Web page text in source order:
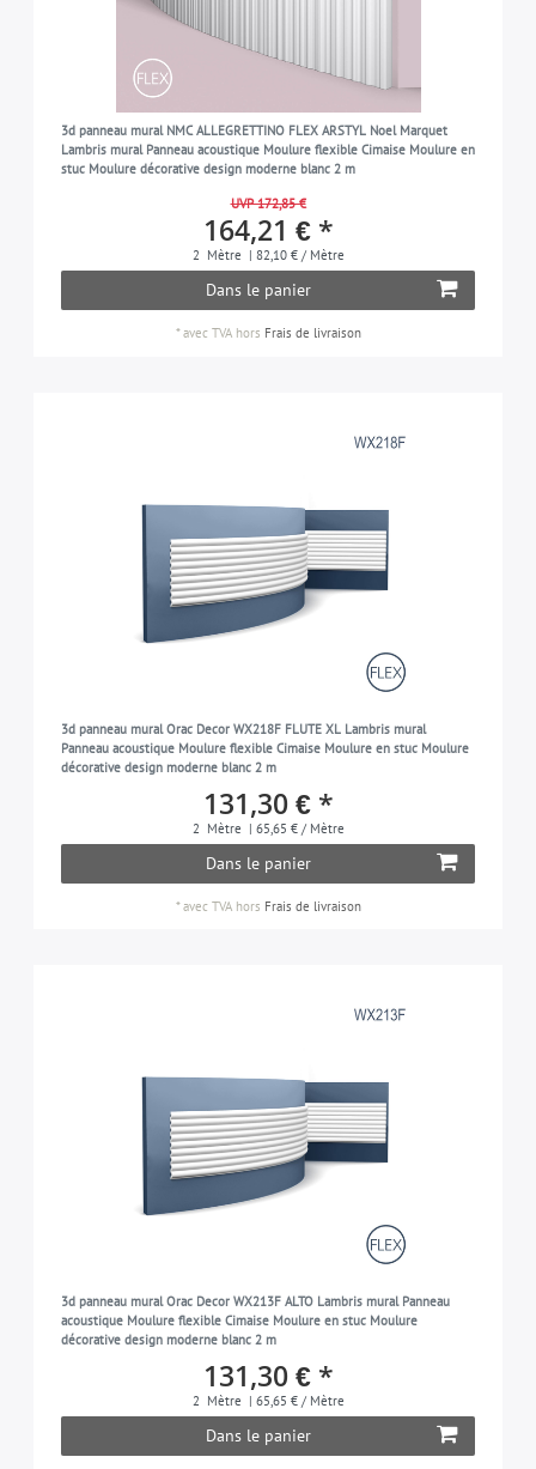
3d panneau mural NMC ALLEGRETTINO FLEX ARSTYL Noel Marquet
Lambris mural Panneau acoustique Moulure flexible Cimaise Moulure en
stuc Moulure décorative design moderne blanc 2 m
UVP 172,85 €
164,21 € *
2 Mètre | 82,10 € / Mètre
Dans le panier
*avec TVAhors Frais de livraison
3d panneau mural Orac Decor WX218F FLUTE XL Lambris mural
Panneau acoustique Moulure flexible Cimaise Moulure en stuc Moulure
décorative design moderne blanc 2 m
131,30 € *
2 Mètre | 65,65 € / Mètre
Dans le panier
*avec TVAhors Frais de livraison
3d panneau mural Orac Decor WX213F ALTO Lambris mural Panneau
acoustique Moulure flexible Cimaise Moulure en stuc Moulure
décorative design moderne blanc 2 m
131,30 € *
2 Mètre | 65,65 € / Mètre
Dans le panier